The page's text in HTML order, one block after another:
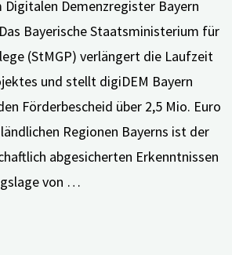
Digitalen Demenzregister Bayern
Bayerische Staatsministerium für
(StMGP) verlängert die Laufzeit
und stellt digiDEM Bayern
Förderbescheid über 2,5 Mio. Euro
Regionen Bayerns ist der
abgesicherten Erkenntnissen
von …